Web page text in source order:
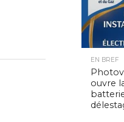
EN BREF
ouvre